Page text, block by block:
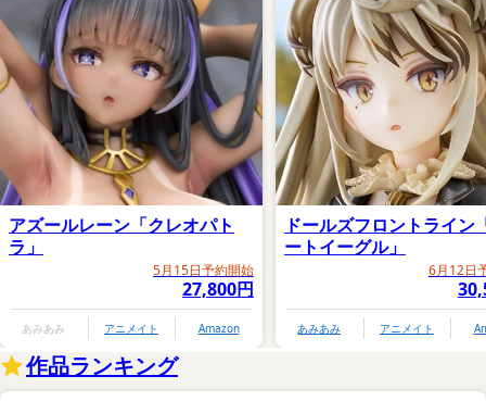
アズールレーン「クレオパト
ラ」
5月15日予約開始
27,800円
あみあみ アニメイト Amazon
ドールズフロントライン
ートイーグル」
6月12日
あみあみ アニメイト
作品ランキング